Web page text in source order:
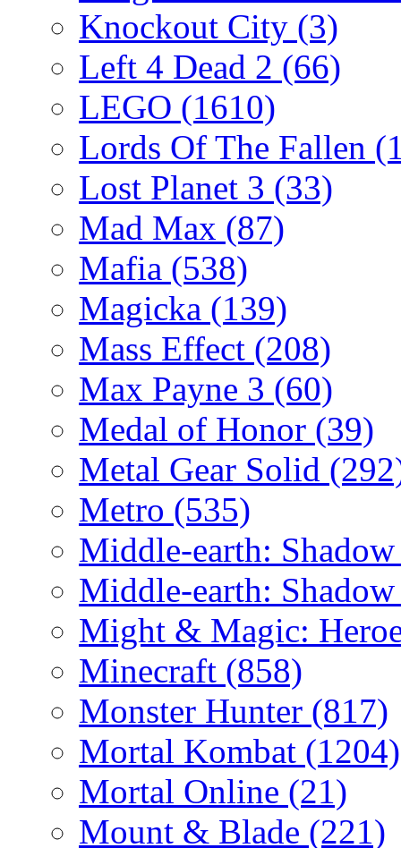
Knockout City (3)
Left 4 Dead 2 (66)
LEGO (1610)
Lords Of The Fallen
Lost Planet 3 (33)
Mad Max (87)
Mafia (538)
Magicka (139)
Mass Effect (208)
Max Payne 3 (60)
Medal of Honor (39)
Metal Gear Solid
Metro (535)
Middle-earth:
Middle-earth:
Might & Magic:
Minecraft (858)
Monster Hunter (817)
Mortal Kombat (1204)
Mortal Online (21)
Mount & Blade (221)